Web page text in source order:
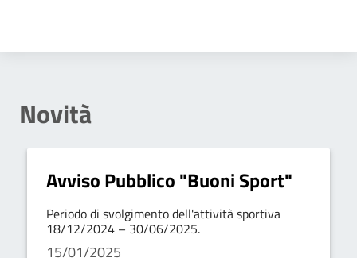
Novità
Avviso Pubblico "Buoni Sport"
Periodo di svolgimento dell'attività sportiva
18/12/2024 – 30/06/2025.
15/01/2025